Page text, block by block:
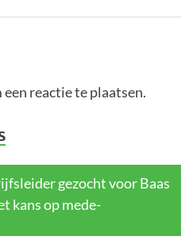
een reactie te plaatsen.
gezocht voor Baas
kans op mede-